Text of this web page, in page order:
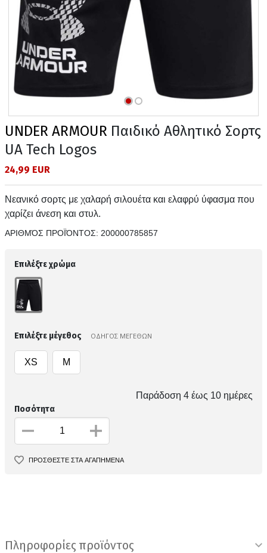
UNDER ARMOUR Παιδικό Αθλητικό Σορτς
UA Tech Logos
24,99 EUR
Νεανικό σορτς με χαλαρή σιλουέτα και ελαφρύ ύφασμα που
χαρίζει άνεση και στυλ.
ΑΡΙΘΜΌΣ ΠΡΟΪΌΝΤΟΣ: 200000785857
Επιλέξτε χρώμα
Επιλέξτε μέγεθος ΟΔΗΓΟΣ ΜΕΓΕΘΩΝ
XS M
Παράδοση 4 έως 10 ημέρες
Ποσότητα
ΠΡΟΣΘΕΣΤΕ ΣΤΑ ΑΓΑΠΗΜΕΝΑ
Πληροφορίες προϊόντος